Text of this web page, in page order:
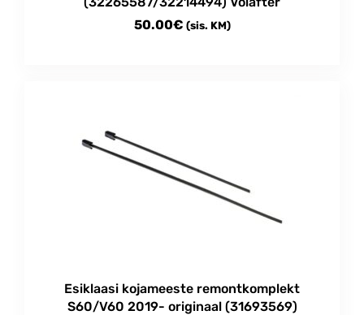
50.00€ (sis. KM)
Esiklaasi kojameeste remontkomplekt
S60/V60 2019- originaal (31693569)